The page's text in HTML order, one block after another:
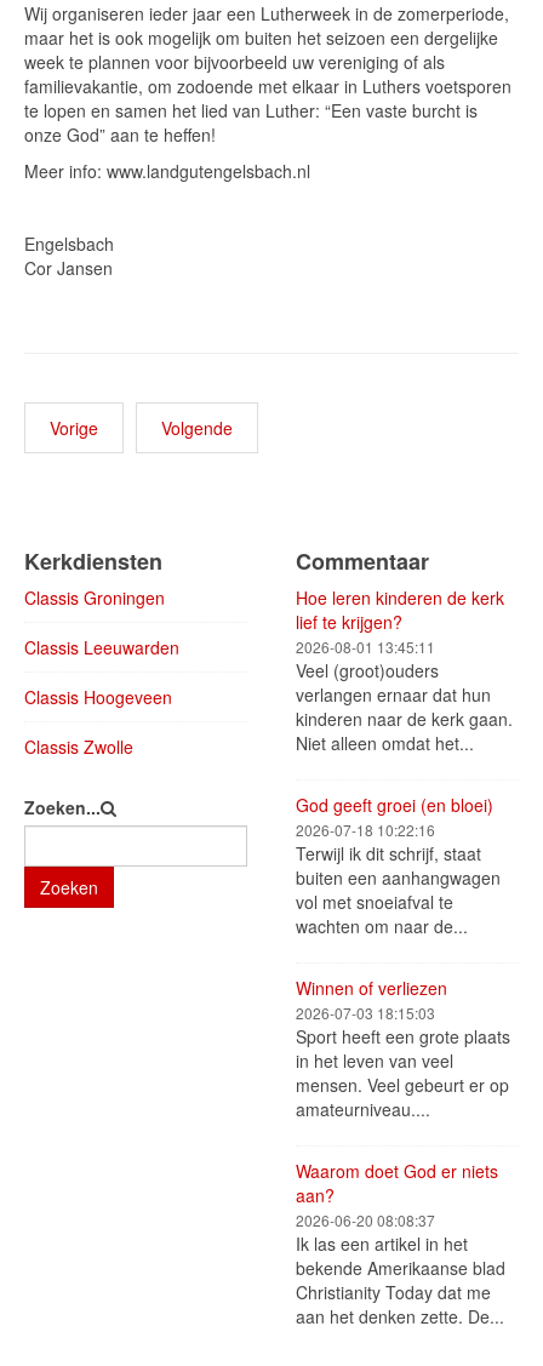
Wij organiseren ieder jaar een Lutherweek in de zomerperiode,
maar het is ook mogelijk om buiten het seizoen een dergelijke
week te plannen voor bijvoorbeeld uw vereniging of als
familievakantie, om zodoende met elkaar in Luthers voetsporen
te lopen en samen het lied van Luther: “Een vaste burcht is
onze God” aan te heffen!
Meer info: www.landgutengelsbach.nl
Engelsbach
Cor Jansen
Vorige Volgende
Kerkdiensten
Classis Groningen
Classis Leeuwarden
Classis Hoogeveen
Classis Zwolle
Zoeken...
Zoeken
Commentaar
Hoe leren kinderen de kerk
lief te krijgen?
2026-08-01 13:45:11
Veel (groot)ouders
verlangen ernaar dat hun
kinderen naar de kerk gaan.
Niet alleen omdat het...
God geeft groei (en bloei)
2026-07-18 10:22:16
Terwijl ik dit schrijf, staat
buiten een aanhangwagen
vol met snoeiafval te
wachten om naar de...
Winnen of verliezen
2026-07-03 18:15:03
Sport heeft een grote plaats
in het leven van veel
mensen. Veel gebeurt er op
amateurniveau....
Waarom doet God er niets
aan?
2026-06-20 08:08:37
Ik las een artikel in het
bekende Amerikaanse blad
Christianity Today dat me
aan het denken zette. De...